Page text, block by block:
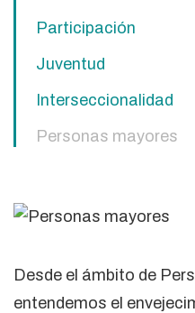
Participación
Juventud
Interseccionalidad
Personas mayores
Desde el ámbito de
entendemos el